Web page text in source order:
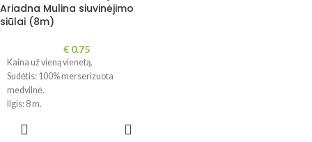
Ariadna Mulina siuvinėjimo
siūlai (8m)
€0.75
Kaina už vieną vienetą.
Sudėtis: 100% merserizuota
medvilnė.
Ilgis: 8 m.
parametrų spalvos realybėje gali